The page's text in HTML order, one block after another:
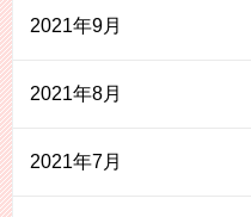
2021年9月
2021年8月
2021年7月